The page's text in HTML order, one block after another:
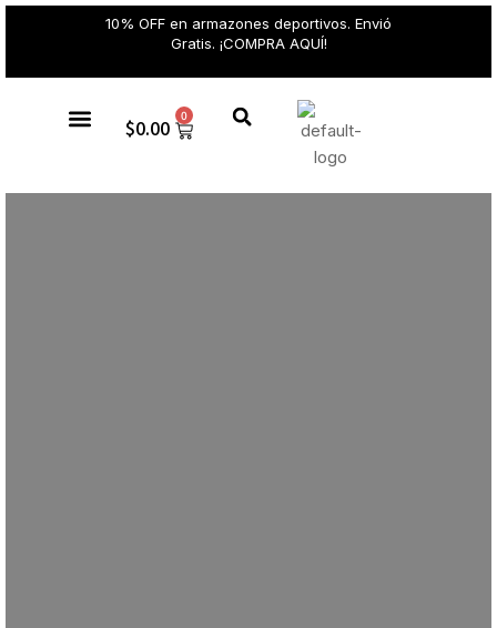
10% OFF en armazones deportivos. Envió
Gratis. ¡COMPRA AQUÍ!
$0.00 0